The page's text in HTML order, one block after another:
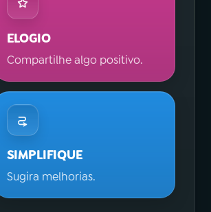
ELOGIO
Compartilhe algo positivo.
SIMPLIFIQUE
Sugira melhorias.